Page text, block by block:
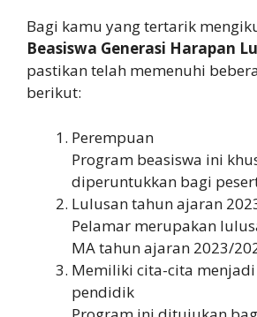
Bagi kamu yang tertarik
Beasiswa Generasi Harapan
pastikan telah memenuhi
berikut:
Perempuan
Program beasiswa ini
diperuntukkan bagi
Lulusan tahun ajaran
Pelamar merupakan
MA tahun ajaran 2023/
Memiliki cita-cita menjadi
pendidik